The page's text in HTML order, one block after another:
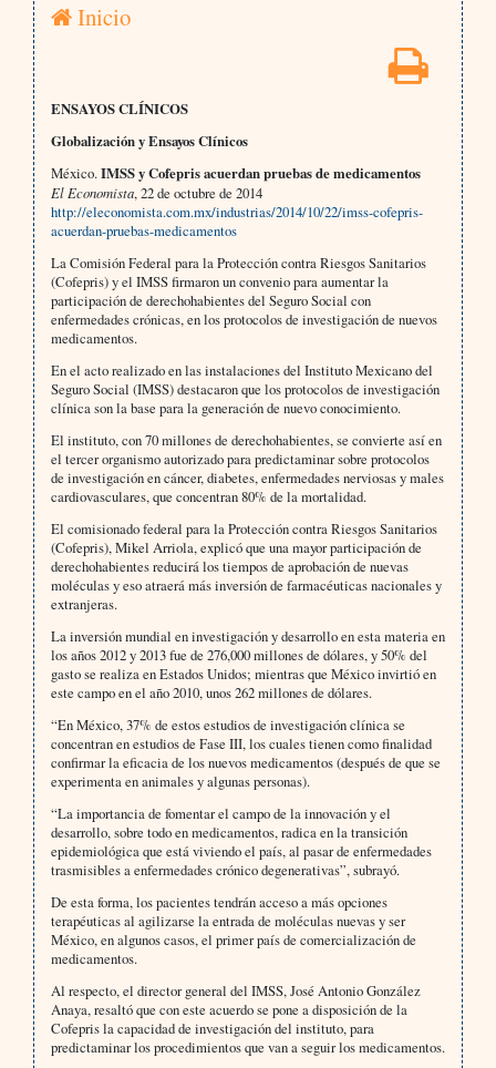
Inicio
ENSAYOS CLÍNICOS
Globalización y Ensayos Clínicos
México.IMSS y Cofepris acuerdan pruebas de medicamentos
El Economista, 22 de octubre de 2014
http://eleconomista.com.mx/industrias/2014/10/22/imss-cofepris-
acuerdan-pruebas-medicamentos
La Comisión Federal para la Protección contra Riesgos Sanitarios
(Cofepris) y el IMSS firmaron un convenio para aumentar la
participación de derechohabientes del Seguro Social con
enfermedades crónicas, en los protocolos de investigación de nuevos
medicamentos.
En el acto realizado en las instalaciones del Instituto Mexicano del
Seguro Social (IMSS) destacaron que los protocolos de investigación
clínica son la base para la generación de nuevo conocimiento.
El instituto, con 70 millones de derechohabientes, se convierte así en
el tercer organismo autorizado para predictaminar sobre protocolos
de investigación en cáncer, diabetes, enfermedades nerviosas y males
cardiovasculares, que concentran 80% de la mortalidad.
El comisionado federal para la Protección contra Riesgos Sanitarios
(Cofepris), Mikel Arriola, explicó que una mayor participación de
derechohabientes reducirá los tiempos de aprobación de nuevas
moléculas y eso atraerá más inversión de farmacéuticas nacionales y
extranjeras.
La inversión mundial en investigación y desarrollo en esta materia en
los años 2012 y 2013 fue de 276,000 millones de dólares, y 50% del
gasto se realiza en Estados Unidos; mientras que México invirtió en
este campo en el año 2010, unos 262 millones de dólares.
“En México, 37% de estos estudios de investigación clínica se
concentran en estudios de Fase III, los cuales tienen como finalidad
confirmar la eficacia de los nuevos medicamentos (después de que se
experimenta en animales y algunas personas).
“La importancia de fomentar el campo de la innovación y el
desarrollo, sobre todo en medicamentos, radica en la transición
epidemiológica que está viviendo el país, al pasar de enfermedades
trasmisibles a enfermedades crónico degenerativas”, subrayó.
De esta forma, los pacientes tendrán acceso a más opciones
terapéuticas al agilizarse la entrada de moléculas nuevas y ser
México, en algunos casos, el primer país de comercialización de
medicamentos.
Al respecto, el director general del IMSS, José Antonio González
Anaya, resaltó que con este acuerdo se pone a disposición de la
Cofepris la capacidad de investigación del instituto, para
predictaminar los procedimientos que van a seguir los medicamentos.